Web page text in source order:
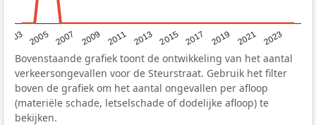
2003 2005 2007 2009 2011 2013 2015 2017 2019 2021 2023
Bovenstaande grafiek toont de ontwikkeling van het aantal
verkeersongevallen voor de Steurstraat. Gebruik het filter
boven de grafiek om het aantal ongevallen per afloop
(materiële schade, letselschade of dodelijke afloop) te
bekijken.